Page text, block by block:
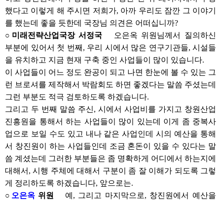
했다고 이렇게 해 주시면 저희가, 아까 우리도 잠깐 그 이야기
를 했는데 좋을 듯한데 국장님 의견은 어떠십니까?
○미래전략산업국장 서정국
오은옥 위원님께서 질의하신
부분에 있어서 첫 번째, 우리 시에서 많은 연구기관들, 시설들
을 유치하고 지금 현재 구축 중인 사업들이 많이 있습니다.
이 사업들이 어느 정도 완공이 되고 나면 한눈에 볼 수 있는 그
런 브로셔를 제작해서 박람회도 하면 좋겠다는 말씀 주셨는데
그런 부분도 적극 검토하도록 하겠습니다.
그리고 두 번째 말씀 주신, 시에서 사업비를 가지고 창원산업
진흥원을 통해서 하는 사업들이 많이 있는데 이게 좀 중복사
업으로 보일 수도 있고 내나 같은 사업인데 시의 예산을 통해
서 창진원이 하는 사업들인데 조금 혼돈이 있을 수 있다는 말
씀 계셨는데 그러한 부분들은 좀 명확하게 어디에서 하는지에
대해서, 시행 주체에 대해서 구분이 좀 잘 이해가 되도록 그렇
게 정리하도록 하겠습니다, 앞으로는.
○ 오은옥위원
예, 그리고 마지막으로, 창진원에서 예산을